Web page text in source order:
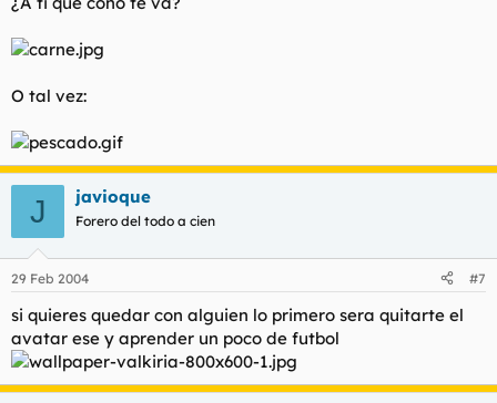
O tal vez:
J javioque
Forero del todo a cien
29 Feb 2004 #7
si quieres quedar con alguien lo primero sera quitarte el
avatar ese y aprender un poco de futbol